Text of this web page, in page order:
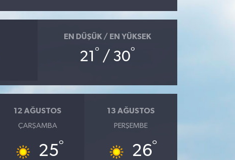
EN DÜŞÜK / EN YÜKSEK
21 ° / 30°
12 AĞUSTOS
ÇARŞAMBA
25°
13 AĞUSTOS
PERŞEMBE
26°